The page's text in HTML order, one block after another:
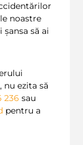
noastre
să ai
, nu ezita să
236 sau
pentru a